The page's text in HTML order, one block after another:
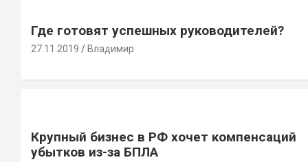
Где готовят успешных руководителей?
27.11.2019 Владимир
Крупный бизнес в РФ хочет компенсаций
убытков из-за БПЛА